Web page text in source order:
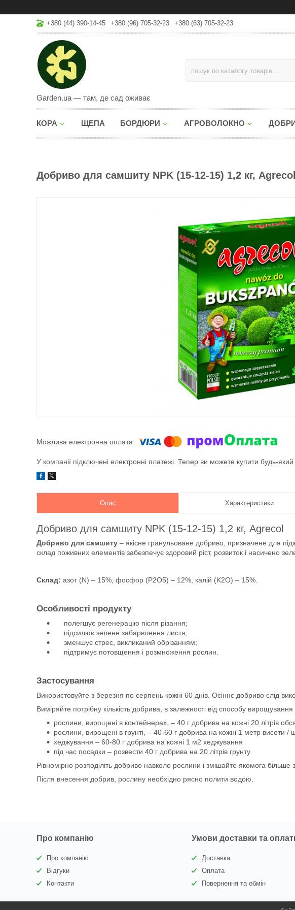
+380 (44) 390-14-45 +380 (96) 705-32-23 +380 (63) 705-32-23
Garden.ua — там, де сад оживає
КОРА ЩЕПА БОРДЮРИ АГРОВОЛОКНО
Добриво для самшиту NPK (15-12-15) 1,2 кг, Agrecol
У компанії підключені електронні платежі. Тепер ви можете купити будь-
Опис Характеристики
Добриво для самшиту NPK (15-12-15) 1,2 кг, Agrecol
Добриво для самшиту – якісне гранульоване добриво, призначене для
склад поживних елементів забезпечує здоровий ріст, розвиток і насичено
Склад: азот (N) – 15%, фосфор (P2O5) – 12%, калій (K2O) – 15%.
Особливості продукту
полегшує регенерацію після різання;
підсилює зелене забарвлення листя;
зменшує стрес, викликаний обрізанням;
підтримує потовщення і розмноження рослин.
Застосування
Використовуйте з березня по серпень кожні 60 днів. Осіннє добриво слід
Виміряйте потрібну кількість добрива, в залежності від способу
рослини, вирощені в контейнерах, – 40 г добрива на кожні 20 літрів
рослини, вирощені в грунті, – 40-60 г добрива на кожні 1 метр висоти /
хеджування – 60-80 г добрива на кожні 1 м2 хеджування
під час посадки – розвести 40 г добрива на 20 літрів грунту
Рівномірно розподіліть добриво навколо рослини і змішайте якомога більше
Після внесення добрив, рослину необхідно рясно полити водою.
Про компанію
Про компанію
Відгуки
Контакти
Умови доставки та
Доставка
Оплата
Повернення та обмін